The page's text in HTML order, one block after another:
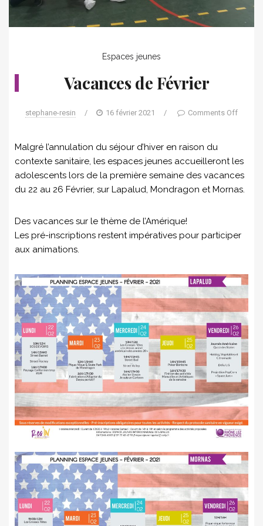
Espaces jeunes
Vacances de Février
stephane-resin / 16 février 2021 / Comments Off
Malgré l’annulation du séjour d’hiver en raison du
contexte sanitaire, les espaces jeunes accueilleront les
adolescents lors de la première semaine des vacances
du 22 au 26 Février, sur Lapalud, Mondragon et Mornas.
Des vacances sur le thème de l’Amérique!
Les pré-inscriptions restent impératives pour participer
aux animations.